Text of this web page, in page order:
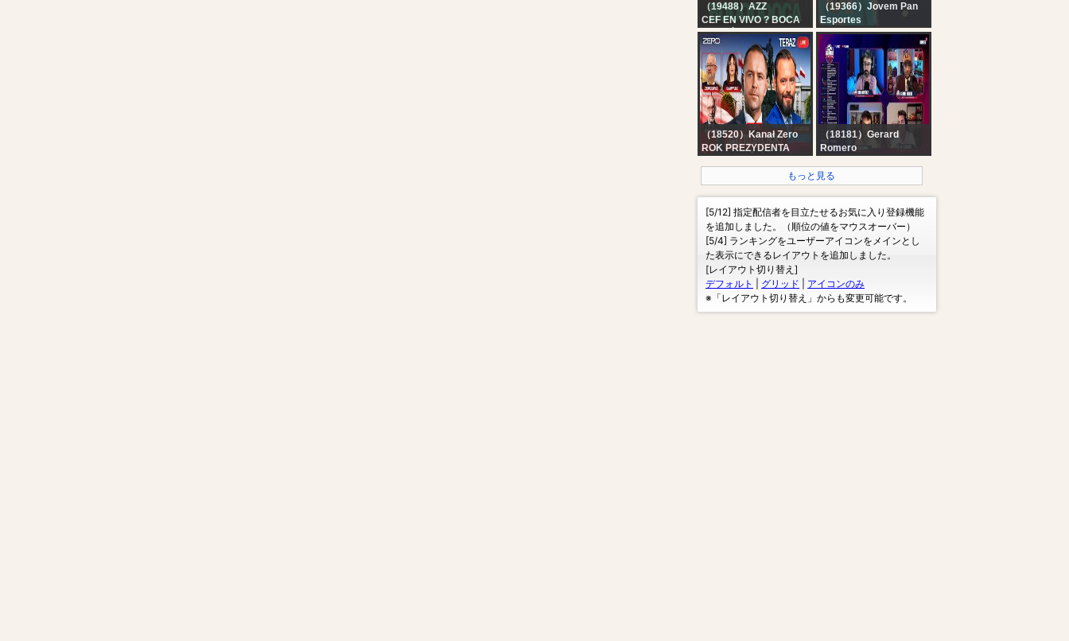
（19488）AZZ
CEF EN VIVO ? BOCA
VOLVIÓ A SONREIR +
RIVER ROMPE EL
MERCADO Y COMPRA
A THIAGO ALMADA
（19366）Jovem Pan
Esportes
LUIZ HENRIQUE NO
FLAMENGO: SAIBA
TUDO; PALMEIRAS
PERDE, MAS AVANÇA;
VINI VAI RENOVAR? |
BATE-PRONTO
（18520）Kanał Zero
ROK PREZYDENTA
（18181）Gerard
Romero
ELIGE AL BARÇA! ?
もっと見る
[5/12] 指定配信者を目立たせるお気に入り登録機能
を追加しました。（順位の値をマウスオーバー）
[5/4] ランキングをユーザーアイコンをメインとし
た表示にできるレイアウトを追加しました。
[レイアウト切り替え]
デフォルト
グリッド
アイコンのみ
※「レイアウト切り替え」からも変更可能です。